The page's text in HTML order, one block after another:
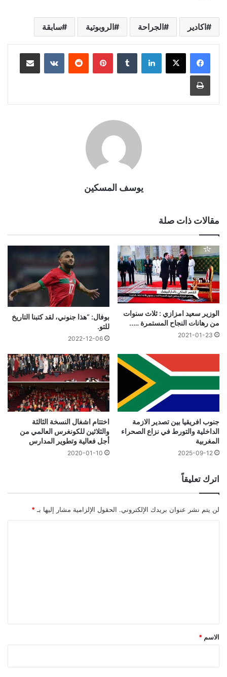
اكادير الجراحة الروبوتية سابقة
لينكدإن بينتيريست مشاركة عبر البريد
طباعة
يوسف المسكين
مقالات ذات صلة
الوزير سعيد امزازي : ثلاث سنوات
من رهانات النجاح المستمرة …..
2021-01-23
بوفال: “هذا جنوني، لقد كتبنا التاريخ
للتو.
2022-12-06
جنوب افريقيا بين تصدير الازمة
الداخلية والتورط في نزاع الصحراء
المغربية
2025-09-12
اختتام اشغال النسخة الثالثة
والثلاثين للكونغرس العالمي من
أجل فعالية وتطوير المدارس
2020-01-10
اترك تعليقاً
لن يتم نشر عنوان بريدك الإلكتروني. الحقول الإلزامية مشار إليها بـ *
*
الاسم *